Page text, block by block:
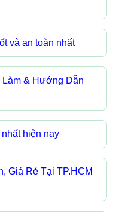
và an toàn nhất
Làm & Hướng Dẫn
hiện nay
Giá Rẻ Tại TP.HCM